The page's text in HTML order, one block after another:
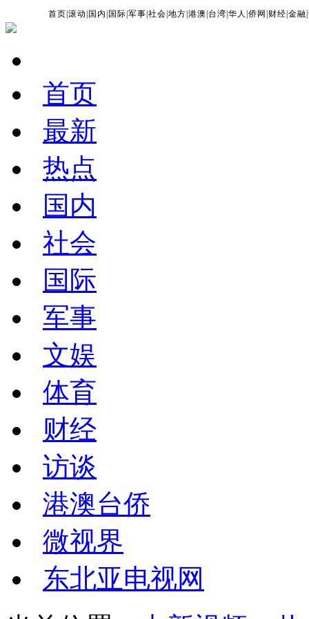
首页 |滚动 国内 国际 |军事 |社会 |地方 |港澳 台湾 |华人 |侨网 财经 |金融 |
首页
最新
热点
国内
社会
国际
军事
文娱
体育
财经
访谈
港澳台侨
微视界
东北亚电视网